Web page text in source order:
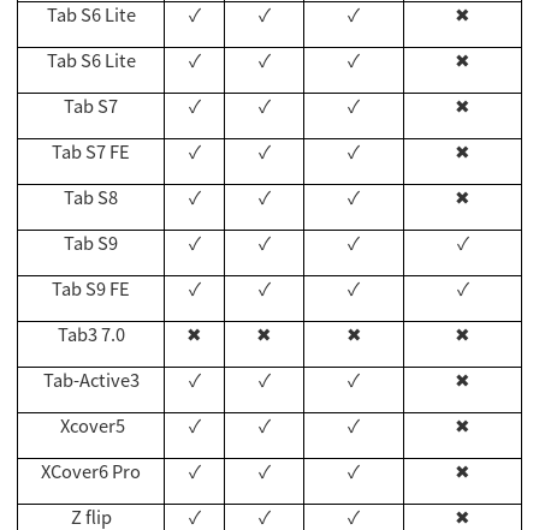
Tab S6 Lite
✓ ✓ ✓
✖
Tab S6 Lite
✓ ✓ ✓
✖
Tab S7
✓ ✓ ✓
✖
Tab S7 FE
✓ ✓ ✓
✖
Tab S8
✓ ✓ ✓
✖
Tab S9
✓ ✓ ✓
✓
Tab S9 FE
✓ ✓ ✓
✓
Tab3 7.0
✖ ✖ ✖
✖
Tab-Active3
✓ ✓ ✓
✖
Xcover5
✓ ✓ ✓
✖
XCover6 Pro
✓ ✓ ✓
✖
Z flip
✓ ✓ ✓ ✖